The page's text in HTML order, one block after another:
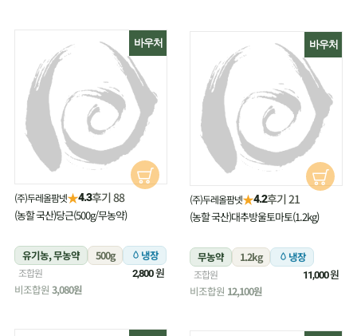
바우처
(주)두레올팜넷★4.3후기 88
(농할 국산)당근(500g/무농약)
유기농, 무농약 500g 냉장
조합원 2,800원
비조합원 3,080원
바우처
(주)두레올팜넷★4.2후기 21
(농할 국산)대추방울토마토(1.2kg)
무농약 1.2kg 냉장
조합원 11,000원
비조합원 12,100원